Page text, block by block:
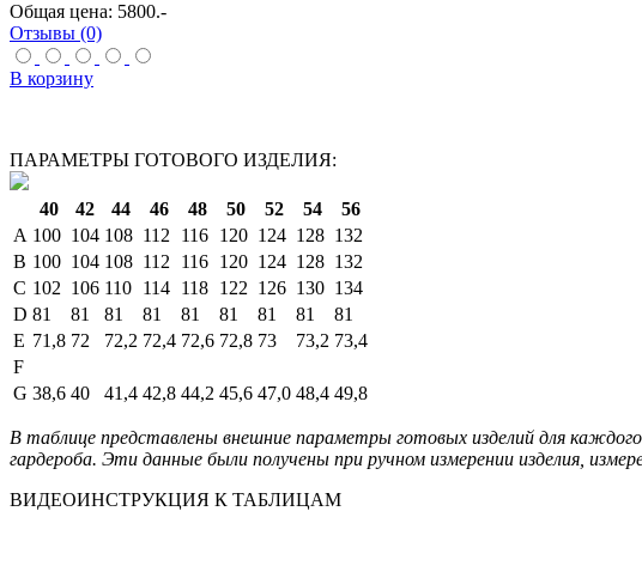
Общая цена: 5800.-
Отзывы (0)
В корзину
ПАРАМЕТРЫ ГОТОВОГО ИЗДЕЛИЯ:
40 42 44 46 48 50 52 54
56
A 100 104 108 112 116 120 124 128 132
B 100 104 108 112 116 120 124 128 132
C 102 106 110 114 118 122 126 130 134
D 81 81 81 81 81 81 81 81
81
E 71,8 72 72,2 72,4 72,6 72,8 73 73,2 73,4
F
G 38,6 40 41,4 42,8 44,2 45,6 47,0 48,4 49,8
В таблице представлены внешние параметры готовых изделий для
гардероба. Эти данные были получены при ручном измерении изделия,
ВИДЕОИНСТРУКЦИЯ К ТАБЛИЦАМ